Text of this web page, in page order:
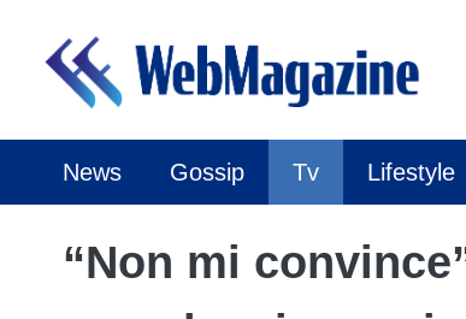
contenuto
News Gossip Tv Lifestyle
“Non mi